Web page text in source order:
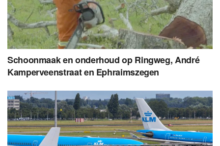
Schoonmaak en onderhoud op Ringweg, André
Kamperveenstraat en Ephraimszegen